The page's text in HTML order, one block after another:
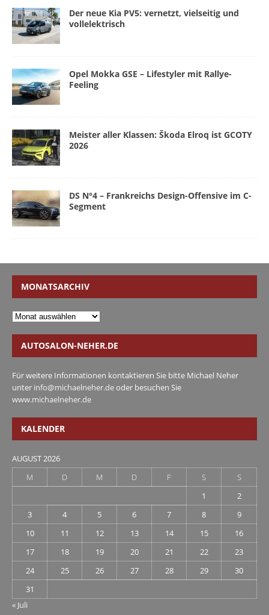
Der neue Kia PV5: vernetzt, vielseitig und
vollelektrisch
Opel Mokka GSE – Lifestyler mit Rallye-
Feeling
Meister aller Klassen: Škoda Elroq ist GCOTY
2026
DS N°4 – Frankreichs Design-Offensive im C-
Segment
MONATSARCHIV
AUTOSALON-NEHER.DE
Für weitere Informationen kontaktieren Sie bitte Michael Neher
unter info@michaelneher.deoder besuchen Sie
www.michaelneher.de
KALENDER
AUGUST 2026
M
D M D F S
S
1
2
3
4 5 6 7 8
9
10
11 12 13 14 15
16
17
18 19 20 21 22
23
24
25 26 27 28 29
30
31
« Juli